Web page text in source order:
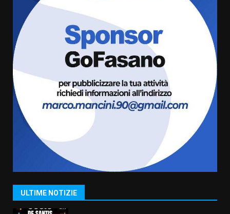
ULTIME NOTIZIE
Fasanese ferito a colpi di arma
da fuoco
6 Agosto 2026 18:13
Carta d’identità: continua il piano
di aperture straordinarie del
Comune di Fasano
6 Agosto 2026 14:16
1
La Banda Città di Fasano apre
ufficialmente la Festa di